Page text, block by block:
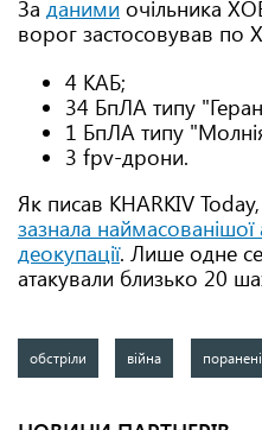
За даними очільника
ворог застосовував по
4 КАБ;
34 БпЛА типу
1 БпЛА типу
3 fpv-дрони.
Як писав KHARKIV
зазнала наймасованішої
деокупації. Лише одне
атакували близько 20
обстріли війна поранені